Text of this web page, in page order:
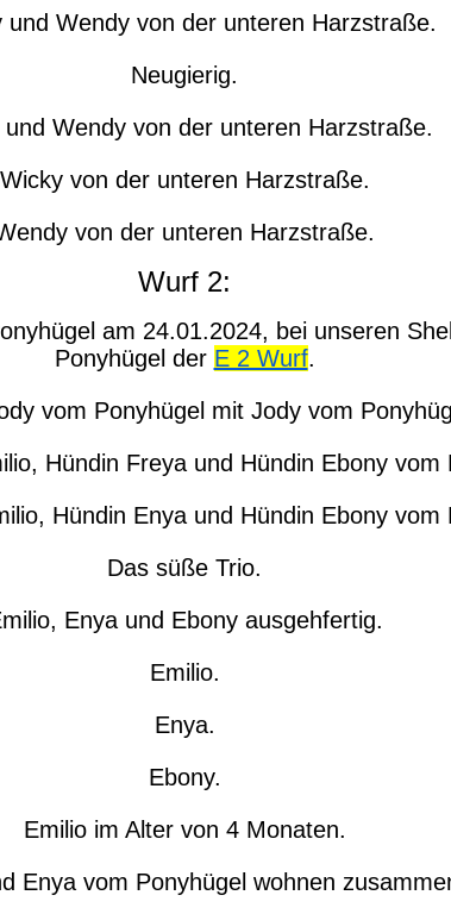
und Wendy von der unteren Harzstraße.
Neugierig.
und Wendy von der unteren Harzstraße.
Wicky von der unteren Harzstraße.
von der unteren Harzstraße.
Wurf 2:
am 24.01.2024, bei unseren
Ponyhügel der E 2 Wurf.
vom Ponyhügel mit Jody vom
Hündin Freya und Hündin Ebony vom
Hündin Enya und Hündin Ebony vom
Das süße Trio.
Enya und Ebony ausgehfertig.
Emilio.
Enya.
Ebony.
Emilio im Alter von 4 Monaten.
Enya vom Ponyhügel wohnen